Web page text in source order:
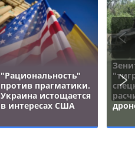
"Рациональность"
против прагматики.
Украина истощается
в интересах США